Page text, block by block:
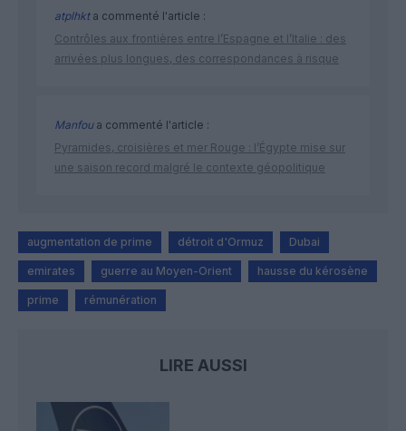
atplhkta commenté l'article :
Contrôles aux frontières entre l’Espagne et l’Italie : des
arrivées plus longues, des correspondances à risque
Manfoua commenté l'article :
Pyramides, croisières et mer Rouge : l’Égypte mise sur
une saison record malgré le contexte géopolitique
augmentation de prime détroit d'Ormuz Dubai
emirates guerre au Moyen-Orient hausse du kérosène
prime rémunération
LIRE AUSSI